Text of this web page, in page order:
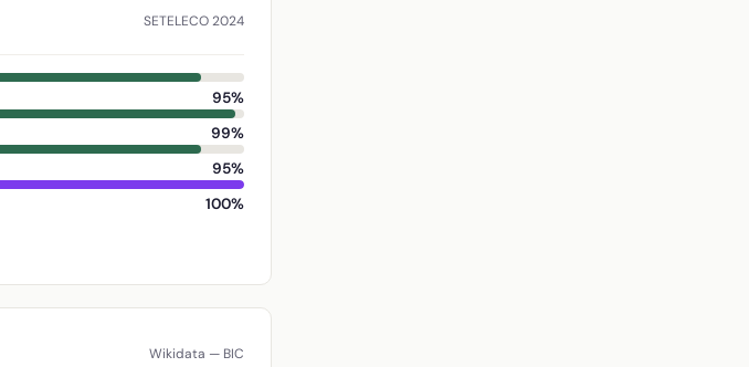
SETELECO 2024
95%
99%
95%
100%
Wikidata — BIC